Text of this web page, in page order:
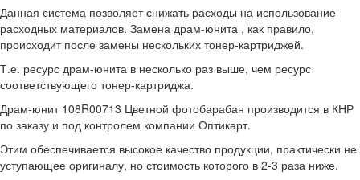
Данная система позволяет снижать расходы на использование
расходных материалов. Замена драм-юнита , как правило,
происходит после замены нескольких тонер-картриджей.
Т.е. ресурс драм-юнита в несколько раз выше, чем ресурс
соответствующего тонер-картриджа.
Драм-юнит 108R00713 Цветной фотобарабан производится в КНР
по заказу и под контролем компании Оптикарт.
Этим обеспечивается высокое качество продукции, практически не
уступающее оригиналу, но стоимость которого в 2-3 раза ниже.